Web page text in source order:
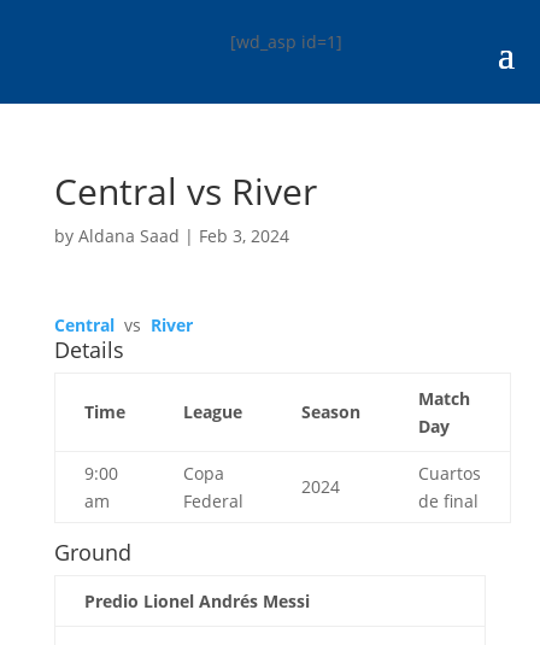
[wd_asp id=1]
Central vs River
by Aldana Saad | Feb 3, 2024
Central vs River
Details
Time League Season
Match
Day
9:00
am
Copa
Federal
2024
Cuartos
de final
Ground
Predio Lionel Andrés Messi